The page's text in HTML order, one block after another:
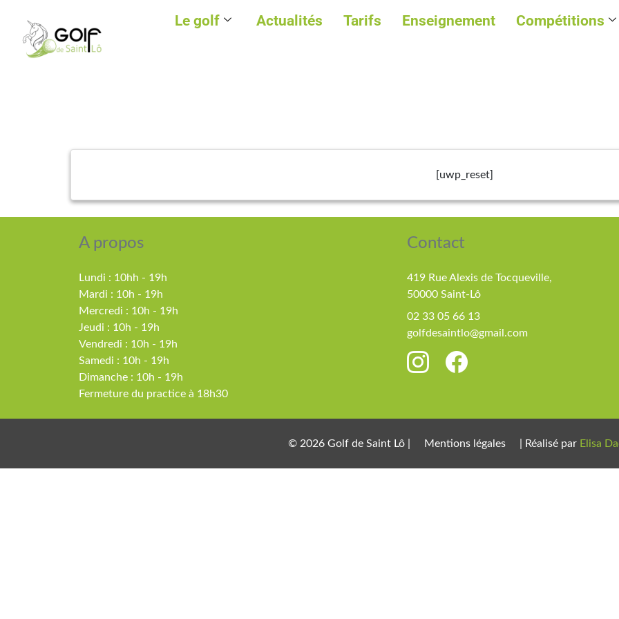
Le golf Actualités Tarifs Enseignement Compétitions
[uwp_reset]
A propos
Lundi : 10hh - 19h
Mardi : 10h - 19h
Mercredi : 10h - 19h
Jeudi : 10h - 19h
Vendredi : 10h - 19h
Samedi : 10h - 19h
Dimanche : 10h - 19h
Fermeture du practice à 18h30
Contact
419 Rue Alexis de Tocqueville,
50000 Saint-Lô
02 33 05 66 13
golfdesaintlo@gmail.com
© 2026 Golf de Saint Lô | Mentions légales | Réalisé par Elisa